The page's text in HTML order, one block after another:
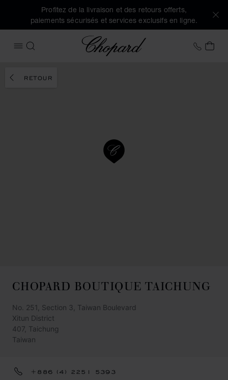
Profitez de la livraison et des retours offerts,
paiements sécurisés et services exclusifs en ligne.
OUVRIR LE MENU
RECHERCHER
Chopard +32
RETOUR
CHOPARD BOUTIQUE TAICHUNG
No. 251, Section 3, Taiwan Boulevard
Xitun District
407, Taichung
Taiwan
+886 (4) 2251 5393